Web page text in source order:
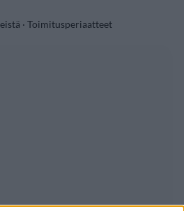
· Toimitusperiaatteet